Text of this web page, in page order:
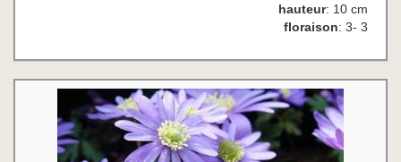
hauteur: 10 cm
floraison: 3- 3